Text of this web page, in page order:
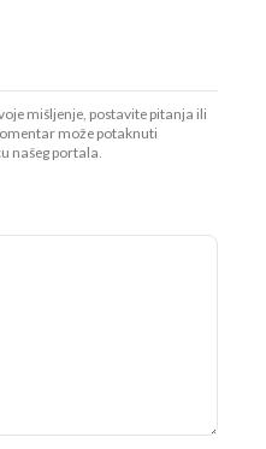
mišljenje, postavite pitanja ili
može potaknuti
našeg portala.